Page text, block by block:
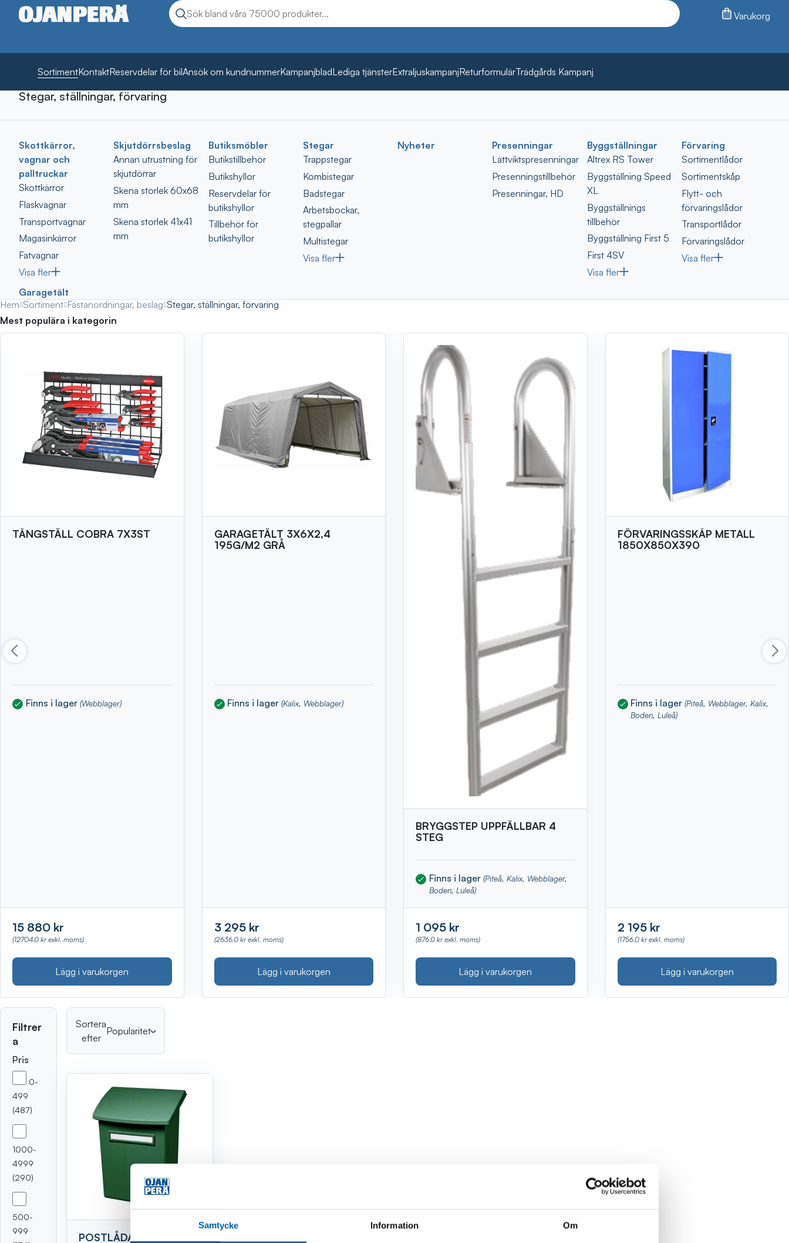
Samtycke Information Om
Sök produkter
Sök Varukorg
Sortiment
Fordon
Arbetsbelysning
Kemikalier
Arbetskläder, skyddsanordningar
Fästanordningar, beslag
Reservdelar, tillbehör, hydraulik
Släpkärror, däck
KontaktReservdelar för bilAnsök om kundnummerKampanjbladLediga tjänsterExtraljuskampanjReturformulärTrädgårds Kampanj
Stegar, ställningar, förvaring
Skottkärror,
vagnar och
palltruckar
Skottkärror
Flaskvagnar
Transportvagnar
Magasinkärror
Fatvagnar
Visa fler
Skjutdörrsbeslag
Annan utrustning för
skjutdörrar
Skena storlek 60x68
mm
Skena storlek 41x41
mm
Butiksmöbler
Butikstillbehör
Butikshyllor
Reservdelar för
butikshyllor
Tillbehör för
butikshyllor
Stegar
Trappstegar
Kombistegar
Badstegar
Arbetsbockar,
stegpallar
Multistegar
Visa fler
Nyheter
Presenningar
Lättviktspresenningar
Presenningstillbehör
Presenningar, HD
Byggställningar
Altrex RS Tower
Byggställning Speed
XL
Byggställnings
tillbehör
Byggställning First 5
First 4SV
Visa fler
Förvaring
Sortimentlådor
Sortimentskåp
Flytt- och
förvaringslådor
Transportlådor
Förvaringslådor
Visa fler
Garagetält
Hem Sortiment Fästanordningar, beslag Stegar, ställningar, förvaring
Mest populära i kategorin
TÅNGSTÄLL COBRA 7X3ST
Finns i lager (Webblager)
15 880 kr
(12704.0 kr exkl. moms)
Lägg i varukorgen
GARAGETÄLT 3X6X2,4
195G/M2 GRÅ
Finns i lager(Kalix, Webblager)
3 295 kr
(2636.0 kr exkl. moms)
Lägg i varukorgen
BRYGGSTEP UPPFÄLLBAR 4
STEG
Finns i lager (Piteå, Kalix, Webblager,
Boden, Luleå)
1 095 kr
(876.0 kr exkl. moms)
Lägg i varukorgen
FÖRVARINGSSKÅP METALL
1850X850X390
Finns i lager(Piteå, Webblager, Kalix,
Boden, Luleå)
2 195 kr
(1756.0 kr exkl. moms)
Lägg i varukorgen
Filtrer
a
Pris
0-
499
(487)
1000-
4999
(290)
500-
999
Sortera
efter
Popularitet
Sortera
POSTLÅDA GRÖN MED